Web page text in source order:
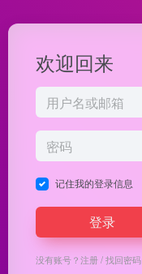
欢迎回来
记住我的登录信息
登录
没有账号？注册/找回密码